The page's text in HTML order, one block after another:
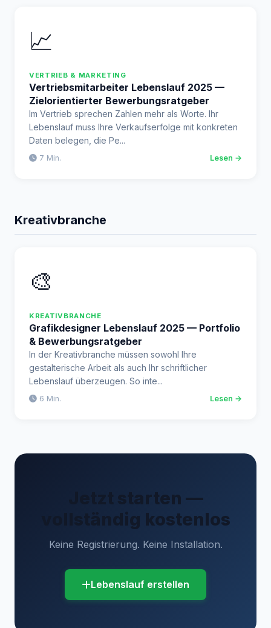
📈
VERTRIEB & MARKETING
Vertriebsmitarbeiter Lebenslauf 2025 —
Zielorientierter Bewerbungsratgeber
Im Vertrieb sprechen Zahlen mehr als Worte. Ihr
Lebenslauf muss Ihre Verkaufserfolge mit konkreten
Daten belegen, die Pe...
7 Min. Lesen →
Kreativbranche
🎨
KREATIVBRANCHE
Grafikdesigner Lebenslauf 2025 — Portfolio
& Bewerbungsratgeber
In der Kreativbranche müssen sowohl Ihre
gestalterische Arbeit als auch Ihr schriftlicher
Lebenslauf überzeugen. So inte...
6 Min. Lesen →
Jetzt starten —
vollständig kostenlos
Keine Registrierung. Keine Installation.
Lebenslauf erstellen